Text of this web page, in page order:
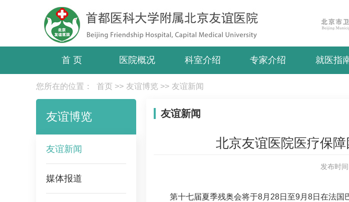
首 页 医院概况 科室介绍 专家介绍 就医指
您所在的位置： 首页 >> 友谊博览 >> 友谊新闻
友谊博览
友谊新闻
媒体报道
友谊新闻
北京友谊医院医疗保
发布时
第十七届夏季残奥会将于8月28日至9月8日在法